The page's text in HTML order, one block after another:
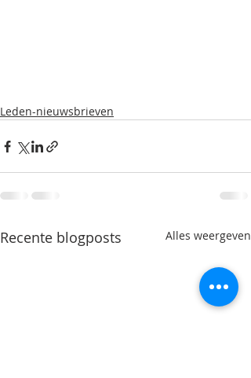
Leden-nieuwsbrieven
Recente blogposts Alles weergeven